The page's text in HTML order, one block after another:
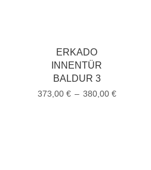
ERKADO
INNENTÜR
BALDUR 3
373,00 € – 380,00 €